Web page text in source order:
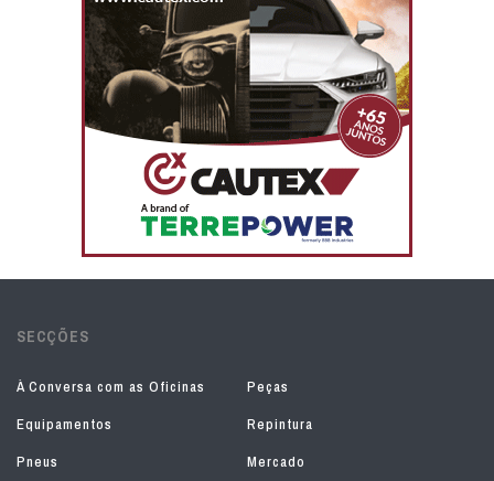
SECÇÕES
À Conversa com as Oficinas
Peças
Equipamentos
Repintura
Pneus
Mercado